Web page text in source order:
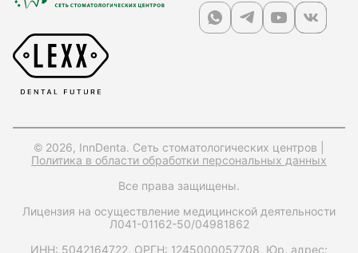
© 2026, InnDenta. Сеть стоматологических центров |
Политика в области обработки персональных данных
Все права защищены.
Лицензия на осуществление медицинской деятельности
Л041-01162-50/04981862
ИНН: 5042164722, ОРГН: 1245000057708, Юр. адрес: